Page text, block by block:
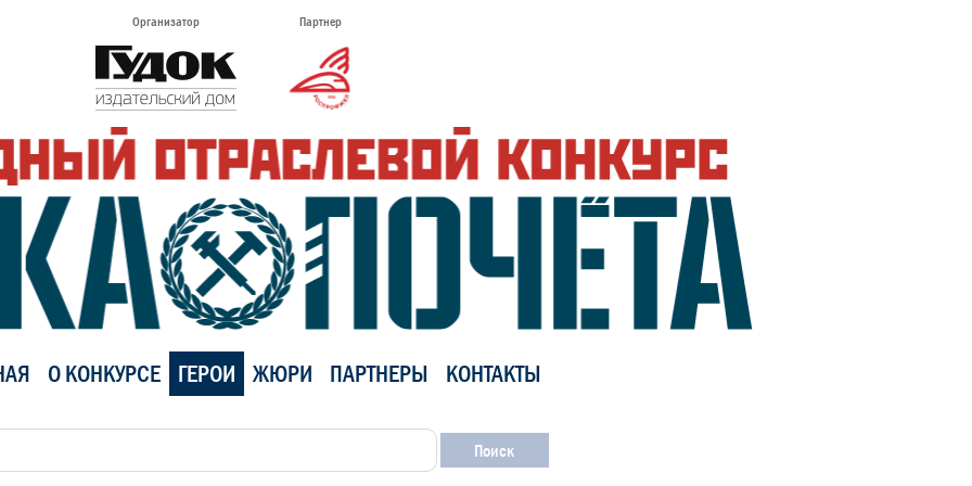
Организатор Партнер
О КОНКУРСЕ ГЕРОИ ЖЮРИ ПАРТНЕРЫ КОНТАКТЫ